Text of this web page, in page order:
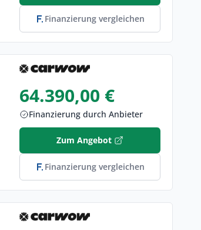
Finanzierung vergleichen
64.390,00 €
Finanzierung durch Anbieter
Zum Angebot
Finanzierung vergleichen